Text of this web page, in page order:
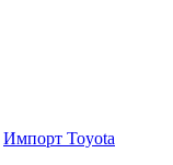
Импорт Toyota